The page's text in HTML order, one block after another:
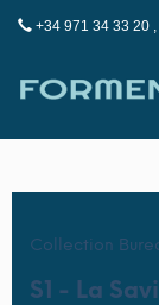
+34 971 34 33 20 ,
Collection
S1 - La